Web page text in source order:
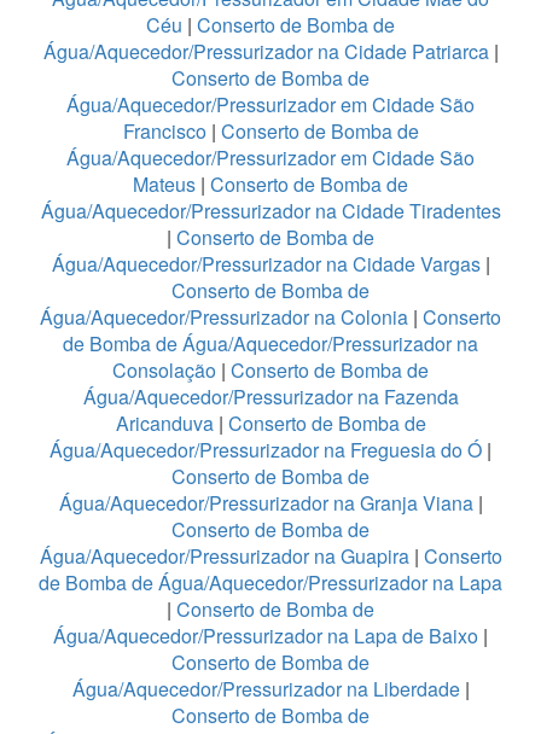
Céu | Conserto de Bomba de
Água/Aquecedor/Pressurizador na Cidade Patriarca|
Conserto de Bomba de
Água/Aquecedor/Pressurizador em Cidade São
Francisco | Conserto de Bomba de
Água/Aquecedor/Pressurizador em Cidade São
Mateus | Conserto de Bomba de
Água/Aquecedor/Pressurizador na Cidade Tiradentes
| Conserto de Bomba de
Água/Aquecedor/Pressurizador na Cidade Vargas |
Conserto de Bomba de
Água/Aquecedor/Pressurizador na Colonia | Conserto
de Bomba de Água/Aquecedor/Pressurizador na
Consolação | Conserto de Bomba de
Água/Aquecedor/Pressurizador na Fazenda
Aricanduva| Conserto de Bomba de
Água/Aquecedor/Pressurizador na Freguesia do Ó |
Conserto de Bomba de
Água/Aquecedor/Pressurizador na Granja Viana|
Conserto de Bomba de
Água/Aquecedor/Pressurizador na Guapira| Conserto
de Bomba de Água/Aquecedor/Pressurizador na Lapa
| Conserto de Bomba de
Água/Aquecedor/Pressurizador na Lapa de Baixo |
Conserto de Bomba de
Água/Aquecedor/Pressurizador na Liberdade |
Conserto de Bomba de